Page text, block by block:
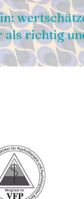
richtig